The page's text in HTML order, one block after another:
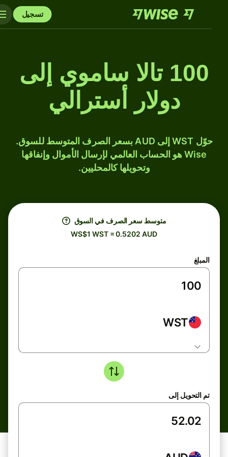
تسجيل
100 تالا ساموي إلى
دولار أسترالي
حوّل WST إلى AUD بسعر الصرف المتوسط للسوق.
Wise هو الحساب العالمي لإرسال الأموال وإنفاقها
وتحويلها كالمحليين.
متوسط ​​سعر الصرف في السوق
WS$1 WST = 0.5202 AUD
المبلغ
WST
تم التحويل إلى